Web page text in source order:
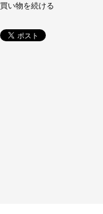
買い物を続ける